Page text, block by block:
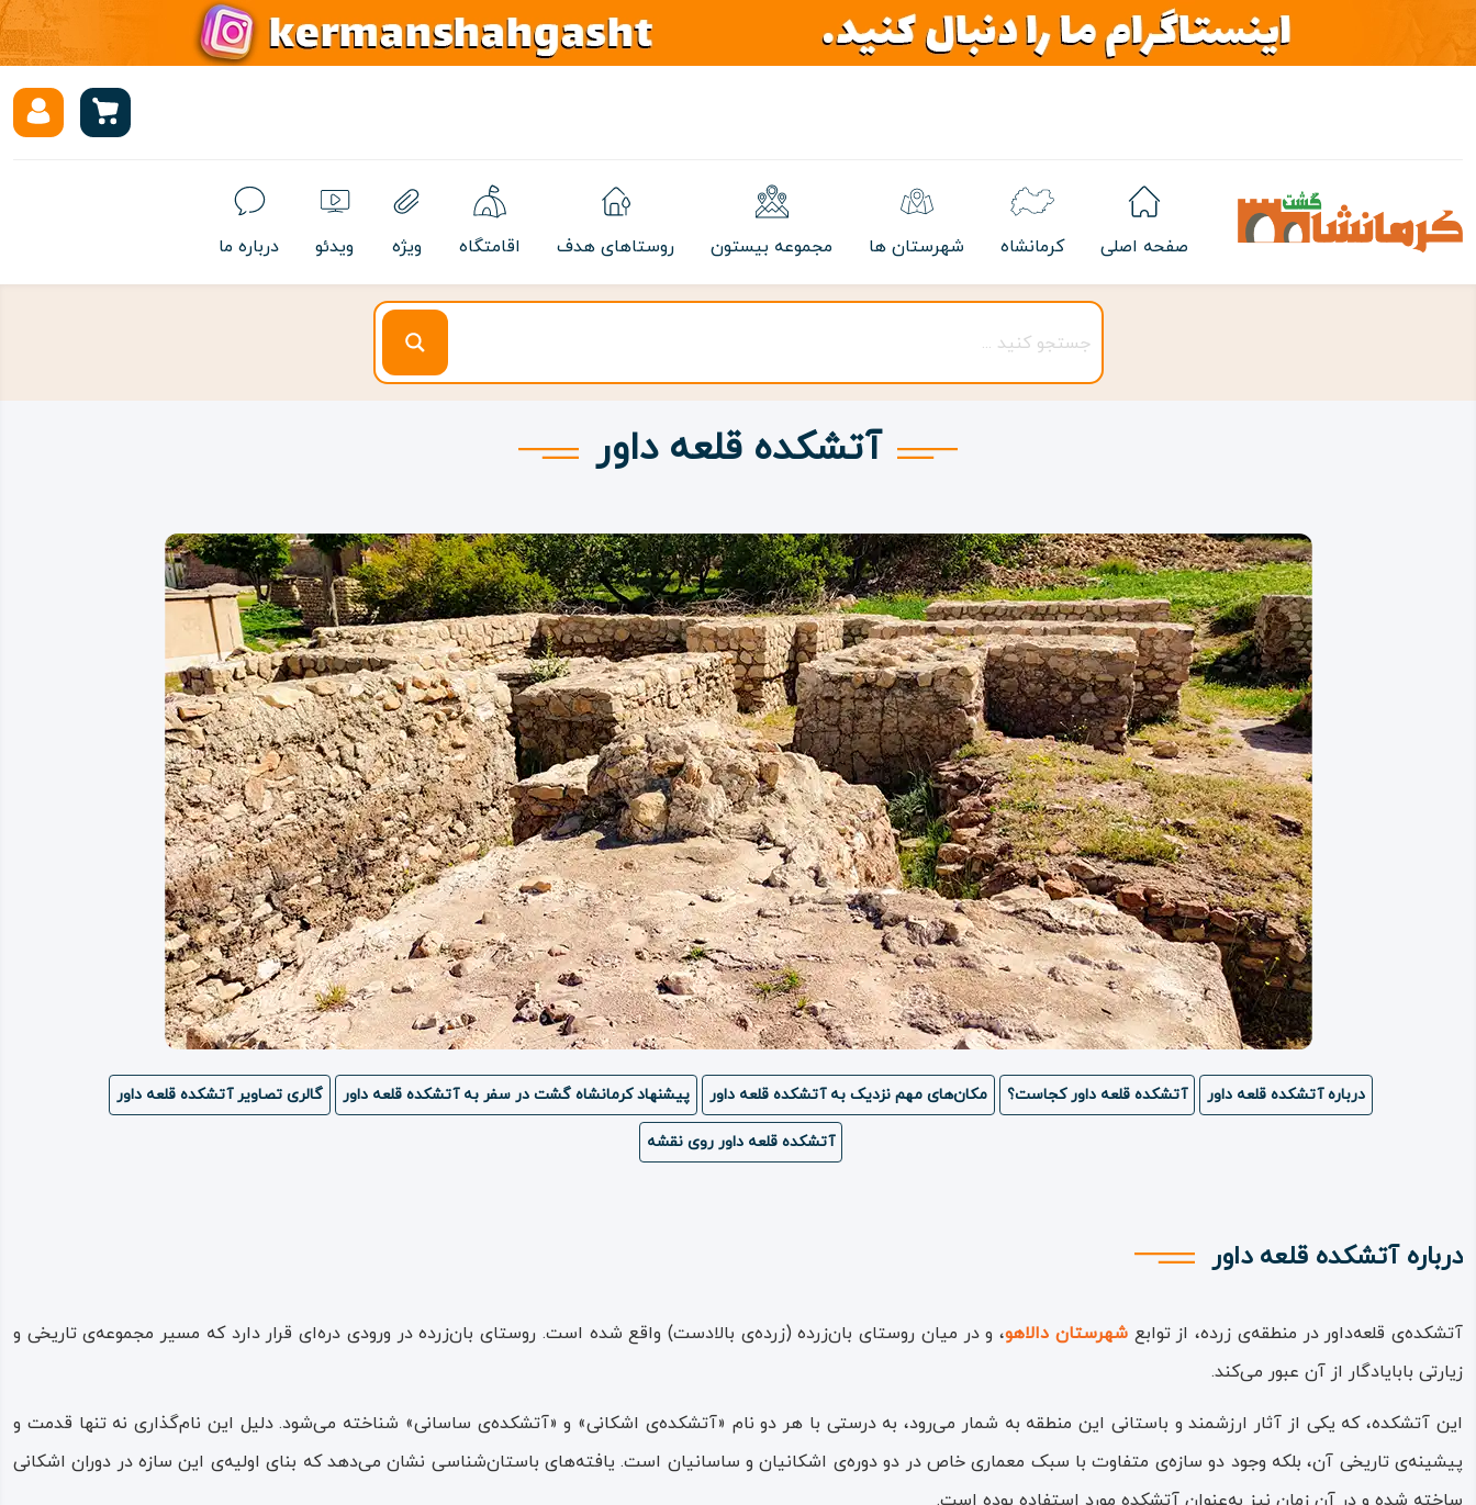
صفحه اصلی کرمانشاه شهرستان ها مجموعه بیستون روستاهای هدف اقامتگاه ویژه ویدئو درباره ما
آتشکده قلعه داور
درباره آتشکده قلعه داور آتشکده قلعه داور کجاست؟ مکان‌های مهم نزدیک به آتشکده قلعه داور پیشنهاد کرمانشاه گشت در سفر به آتشکده قلعه داور گالری تصاویر آتشکده قلعه داور
آتشکده قلعه داور روی نقشه
درباره آتشکده قلعه داور
آتشکده‌ی قلعه‌داور در منطقه‌ی زرده، از توابعشهرستان دالاهو، و در میان روستای بان‌زرده (زرده‌ی بالادست) واقع شده است. روستای بان‌زرده در ورودی دره‌ای قرار دارد که مسیر مجموعه‌ی تاریخی و
زیارتی بابایادگار از آن عبور می‌کند.
این آتشکده، که یکی از آثار ارزشمند و باستانی این منطقه به شمار می‌رود، به درستی با هر دو نام «آتشکده‌ی اشکانی» و «آتشکده‌ی ساسانی» شناخته می‌شود. دلیل این نام‌گذاری نه تنها قدمت و
پیشینه‌ی تاریخی آن، بلکه وجود دو سازه‌ی متفاوت با سبک معماری خاص در دو دوره‌ی اشکانیان و ساسانیان است. یافته‌های باستان‌شناسی نشان می‌دهد که بنای اولیه‌ی این سازه در دوران اشکانی